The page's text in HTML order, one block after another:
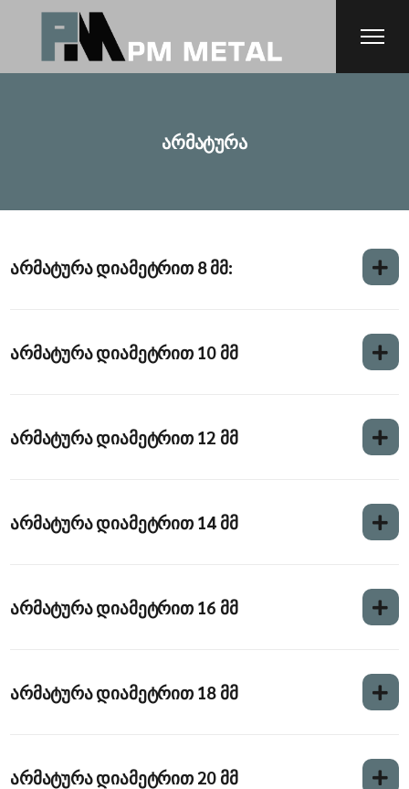
არმატურა
არმატურა დიამეტრით 8 მმ:
არმატურა დიამეტრით 10 მმ
არმატურა დიამეტრით 12 მმ
არმატურა დიამეტრით 14 მმ
არმატურა დიამეტრით 16 მმ
არმატურა დიამეტრით 18 მმ
არმატურა დიამეტრით 20 მმ